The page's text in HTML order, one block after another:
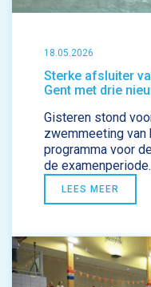
18.05.2026
Sterke afsluiter
Gent met drie
Gisteren stond
zwemmeeting
programma voor
de
LEES MEER